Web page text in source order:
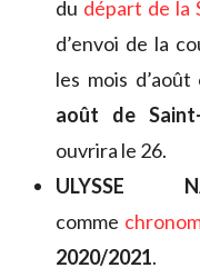
du départ de la
d’envoi de la
les mois
août de
ouvrira le 26.
ULYSSE
comme
2020/2021.